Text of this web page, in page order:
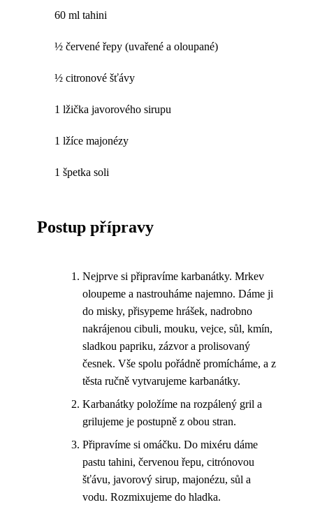
60 ml tahini
½ červené řepy (uvařené a oloupané)
½ citronové šťávy
1 lžička javorového sirupu
1 lžíce majonézy
1 špetka soli
Postup přípravy
Nejprve si připravíme karbanátky. Mrkev
oloupeme a nastrouháme najemno. Dáme ji
do misky, přisypeme hrášek, nadrobno
nakrájenou cibuli, mouku, vejce, sůl, kmín,
sladkou papriku, zázvor a prolisovaný
česnek. Vše spolu pořádně promícháme, a z
těsta ručně vytvarujeme karbanátky.
Karbanátky položíme na rozpálený gril a
grilujeme je postupně z obou stran.
Připravíme si omáčku. Do mixéru dáme
pastu tahini, červenou řepu, citrónovou
šťávu, javorový sirup, majonézu, sůl a
vodu. Rozmixujeme do hladka.